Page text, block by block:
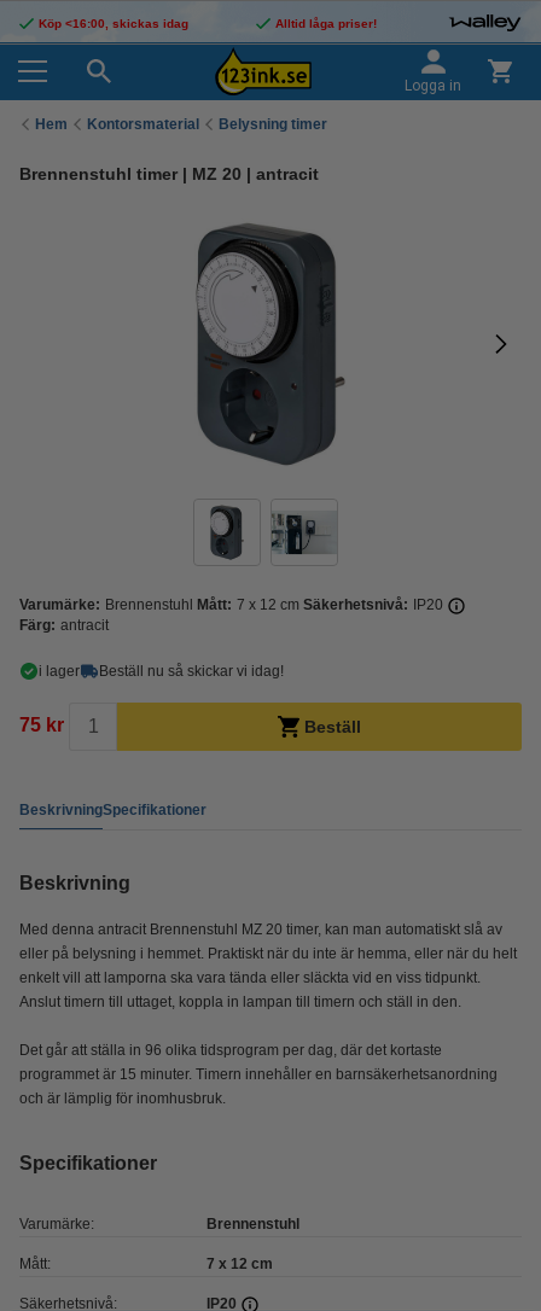
Köp <16:00, skickas idag Alltid låga priser!
Logga in
Hem Kontorsmaterial Belysning timer
Brennenstuhl timer | MZ 20 | antracit
Varumärke: Brennenstuhl Mått: 7 x 12 cm Säkerhetsnivå:
IP20
Färg: antracit
i lager Beställ nu så skickar vi idag!
75 kr Beställ
BeskrivningSpecifikationer
Beskrivning
Med denna antracit Brennenstuhl MZ 20 timer, kan man automatiskt slå av
eller på belysning i hemmet. Praktiskt när du inte är hemma, eller när du helt
enkelt vill att lamporna ska vara tända eller släckta vid en viss tidpunkt.
Anslut timern till uttaget, koppla in lampan till timern och ställ in den.
Det går att ställa in 96 olika tidsprogram per dag, där det kortaste
programmet är 15 minuter. Timern innehåller en barnsäkerhetsanordning
och är lämplig för inomhusbruk.
Specifikationer
Varumärke: Brennenstuhl
Mått: 7 x 12 cm
Säkerhetsnivå: IP20